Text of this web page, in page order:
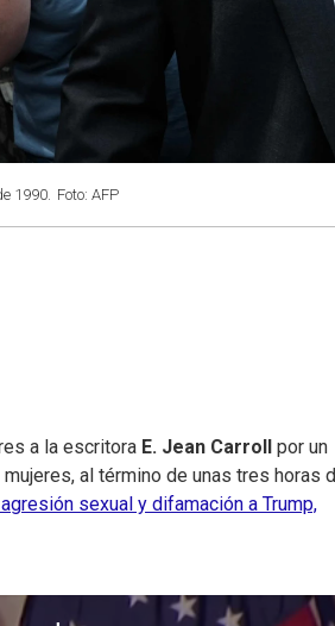
1990. Foto: AFP
a la escritora E. Jean Carroll
por un
al término de unas tres horas
sexual y difamación a Trump,